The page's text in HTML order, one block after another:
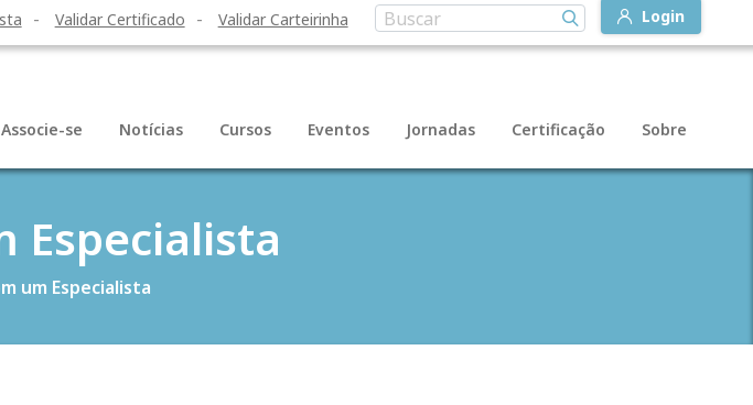
Validar Certificado Validar Carteirinha Login
Associe-se Notícias Cursos Eventos Jornadas Certificação Sobre
Especialista
um Especialista